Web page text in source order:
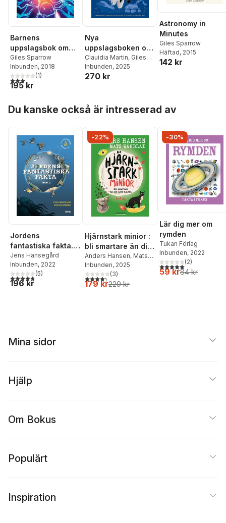
Barnens
uppslagsbok om
Vetenskap
Giles Sparrow
Inbunden, 2018
3,0utav 5 stjärnor. Totalt antal röster:
(1)
195 kr
Nya
uppslagsboken om
Rymden
Clauidia Martin, Giles
Sparrow
Inbunden, 2025
270 kr
Astronomy in
Minutes
Giles Sparrow
Häftad, 2015
142 kr
Du kanske också är intresserad av
Jordens
fantastiska fakta.
Bok 2
(samlingsvolym, 5
böcker i en)
Jens Hansegård
Inbunden, 2022
4,8utav 5 stjärnor. Totalt antal röster:
(5)
196 kr
-22%
Hjärnstark minior :
bli smartare än din
egen hjärna
Anders Hansen, Mats
Wänblad
Inbunden, 2025
4,3utav 5 stjärnor. Totalt antal röster:
(3)
179 kr229 kr
-30%
Lär dig mer om
rymden
Tukan Förlag
Inbunden, 2022
5,0utav 5 stjärnor.
(2)
59 kr84 kr
Mina sidor
Hjälp
Om Bokus
Populärt
Inspiration